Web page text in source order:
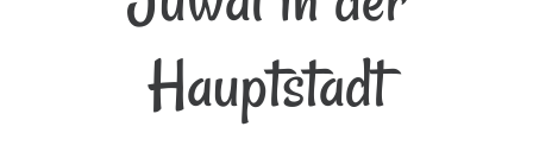
Hauptstadt